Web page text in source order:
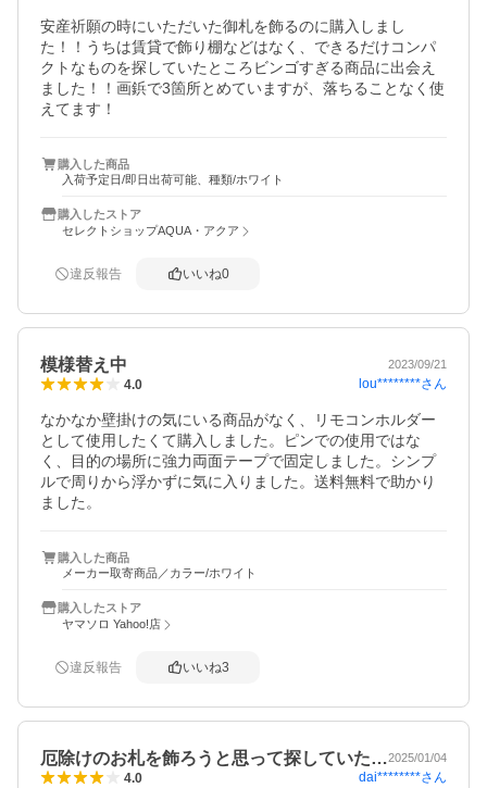
安産祈願の時にいただいた御札を飾るのに購入しまし
た！！うちは賃貸で飾り棚などはなく、できるだけコンパ
クトなものを探していたところビンゴすぎる商品に出会え
ました！！画鋲で3箇所とめていますが、落ちることなく使
えてます！
購入した商品
入荷予定日/即日出荷可能、種類/ホワイト
購入したストア
セレクトショップAQUA・アクア
違反報告 いいね0
模様替え中 2023/09/21
4.0 lou********さん
なかなか壁掛けの気にいる商品がなく、リモコンホルダー
として使用したくて購入しました。ピンでの使用ではな
く、目的の場所に強力両面テープで固定しました。シンプ
ルで周りから浮かずに気に入りました。送料無料で助かり
ました。
購入した商品
メーカー取寄商品／カラー/ホワイト
購入したストア
ヤマソロ Yahoo!店
違反報告 いいね3
厄除けのお札を飾ろうと思って探していた…2025/01/04
4.0 dai********さん